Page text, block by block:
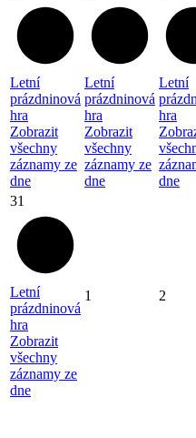
Letní
prázdninová
hra
Zobrazit
všechny
záznamy ze
dne
Letní
prázdninová
hra
Zobrazit
všechny
záznamy ze
dne
Letní
hra
dne
31
Letní
prázdninová
hra
Zobrazit
všechny
záznamy ze
dne
1 2